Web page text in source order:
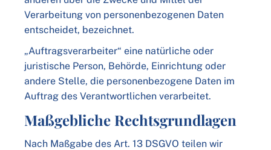
Verarbeitung von personenbezogenen Daten
entscheidet, bezeichnet.
„Auftragsverarbeiter“ eine natürliche oder
juristische Person, Behörde, Einrichtung oder
andere Stelle, die personenbezogene Daten im
Auftrag des Verantwortlichen verarbeitet.
Maßgebliche Rechtsgrundlagen
Nach Maßgabe des Art. 13 DSGVO teilen wir